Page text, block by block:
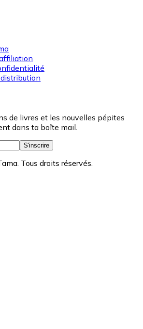
de livres et les nouvelles pépites
dans ta boîte mail.
S'inscrire
Tous droits réservés.